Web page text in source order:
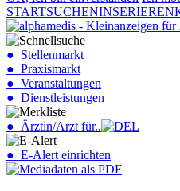
STARTSUCHENINSERIEREN
● Stellenmarkt
● Praxismarkt
● Veranstaltungen
● Dienstleistungen
● Ärztin/Arzt für..
● E-Alert einrichten